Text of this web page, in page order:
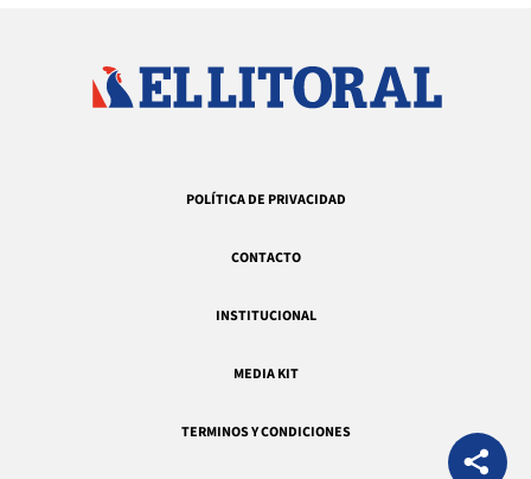
POLÍTICA DE PRIVACIDAD
CONTACTO
INSTITUCIONAL
MEDIA KIT
TERMINOS Y CONDICIONES